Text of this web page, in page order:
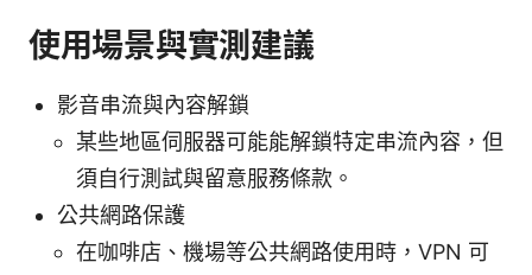
使用場景與實測建議
影音串流與內容解鎖
某些地區伺服器可能能解鎖特定串流內容，但
須自行測試與留意服務條款。
公共網路保護
在咖啡店、機場等公共網路使用時，VPN 可